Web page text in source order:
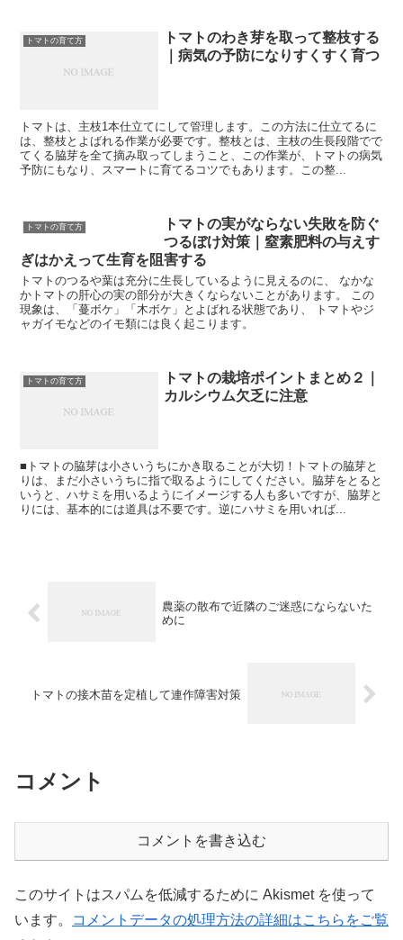
トマトの育て方
トマトのわき芽を取って整枝する
｜病気の予防になりすくすく育つ
トマトは、主枝1本仕立てにして管理します。この方法に仕立てるに
は、整枝とよばれる作業が必要です。整枝とは、主枝の生長段階でで
てくる脇芽を全て摘み取ってしまうこと、この作業が、トマトの病気
予防にもなり、スマートに育てるコツでもあります。この整...
トマトの育て方
トマトの実がならない失敗を防ぐ
つるぼけ対策｜窒素肥料の与えす
ぎはかえって生育を阻害する
トマトのつるや葉は充分に生長しているように見えるのに、 なかな
かトマトの肝心の実の部分が大きくならないことがあります。 この
現象は、「蔓ボケ」「木ボケ」とよばれる状態であり、 トマトやジ
ャガイモなどのイモ類には良く起こります。
トマトの育て方
トマトの栽培ポイントまとめ２｜
カルシウム欠乏に注意
■トマトの脇芽は小さいうちにかき取ることが大切！トマトの脇芽と
りは、まだ小さいうちに指で取るようにしてください。脇芽をとると
いうと、ハサミを用いるようにイメージする人も多いですが、脇芽と
りには、基本的には道具は不要です。逆にハサミを用いれば...
農薬の散布で近隣のご迷惑にならないた
めに
トマトの接木苗を定植して連作障害対策
コメント
コメントを書き込む
このサイトはスパムを低減するために Akismet を使って
います。
コメントデータの処理方法の詳細はこちらをご覧